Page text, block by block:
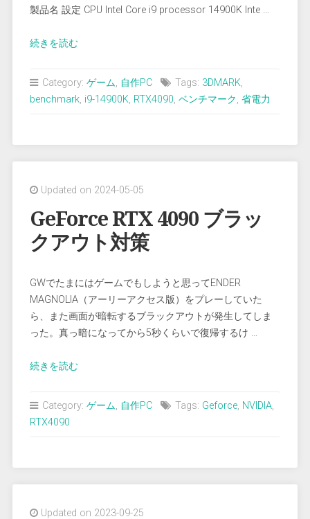
製品名 設定 CPU Intel Core i9 processor 14900K Inte …
続きを読む“Geforce
力
性
能
較
暑
対
Category: ゲーム, 自作PC Tags: 3DMARK,
benchmark, i9-14900K, RTX4090, ベンチマーク, 省電力
Updated on 2024-05-05
GeForce RTX 4090 ブラッ
クアウト対策
GWでたまにはゲームでもしようと思ってENDER
MAGNOLIA（アーリーアクセス版）をプレーしていた
ら、また画面が暗転するブラックアウトが発生してしま
った。真っ暗になってから5秒くらいで復帰するけ …
続きを読む“GeForce
4090
ク
ア
ト
Category: ゲーム, 自作PC Tags: Geforce, NVIDIA,
RTX4090
Updated on 2023-09-25